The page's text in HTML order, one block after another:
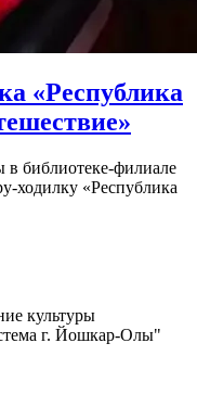
«Республика
библиотеке-филиале
ходилку «Республика
культуры
г. Йошкар-Олы"